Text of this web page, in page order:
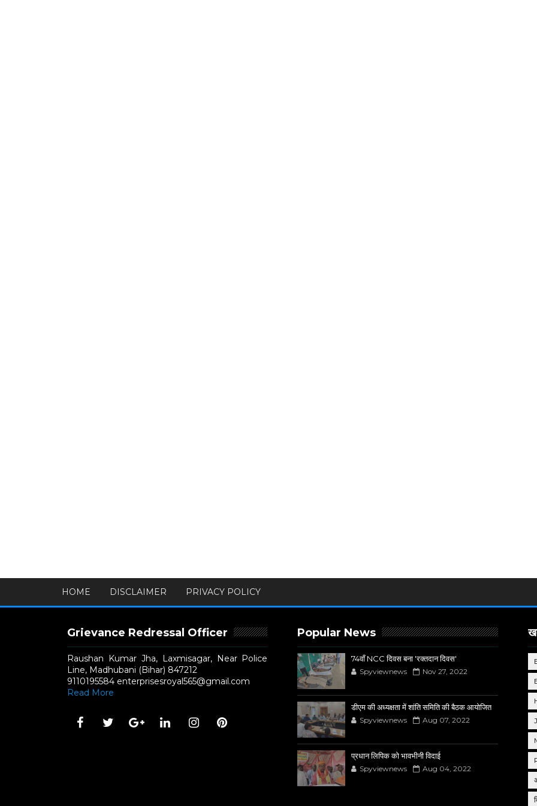
HOME DISCLAIMER PRIVACY POLICY
Grievance Redressal Officer
Raushan Kumar Jha, Laxmisagar, Near Police
Line, Madhubani (Bihar) 847212
9110195584 enterprisesroyal565@gmail.com
Read More
Popular News
74वाँ NCC दिवस बना 'रक्तदान दिवस'
Spyviewnews Nov 27, 2022
डीएम की अध्यक्षता में शांति समिति की बैठक आयोजित
Spyviewnews Aug 07, 2022
प्रधान लिपिक को भावभीनी विदाई
Spyviewnews Aug 04, 2022